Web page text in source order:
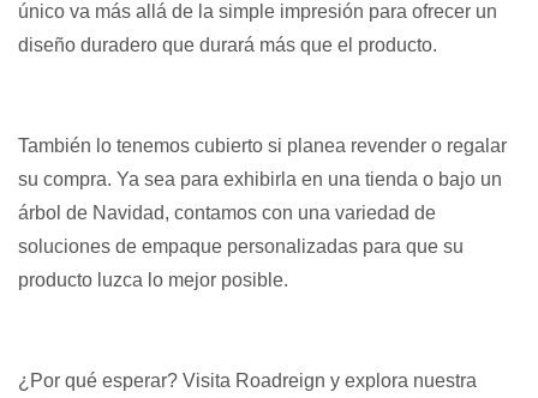
único va más allá de la simple impresión para ofrecer un
diseño duradero que durará más que el producto.
También lo tenemos cubierto si planea revender o regalar
su compra. Ya sea para exhibirla en una tienda o bajo un
árbol de Navidad, contamos con una variedad de
soluciones de empaque personalizadas para que su
producto luzca lo mejor posible.
¿Por qué esperar? Visita Roadreign y explora nuestra